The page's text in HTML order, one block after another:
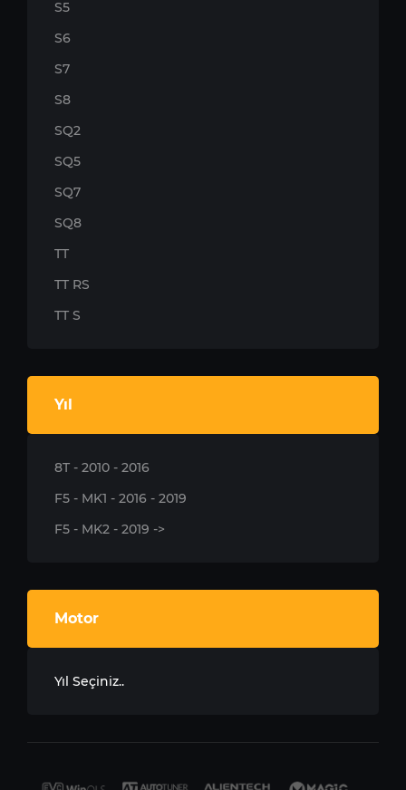
S5
S6
S7
S8
SQ2
SQ5
SQ7
SQ8
TT
TT RS
TT S
Yıl
8T - 2010 - 2016
F5 - MK1 - 2016 - 2019
F5 - MK2 - 2019 ->
Motor
Yıl Seçiniz..